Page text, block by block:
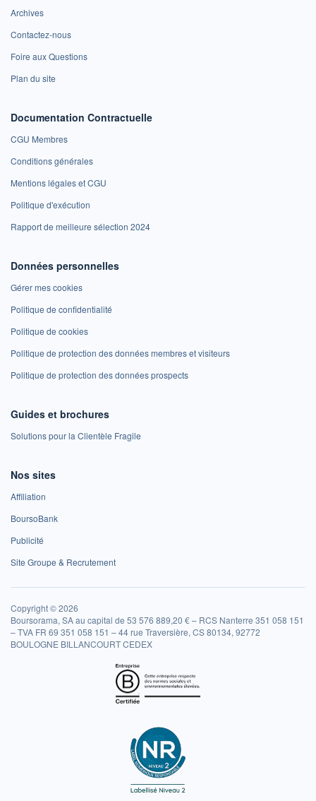
Archives
Contactez-nous
Foire aux Questions
Plan du site
Documentation Contractuelle
CGU Membres
Conditions générales
Mentions légales et CGU
Politique d'exécution
Rapport de meilleure sélection 2024
Données personnelles
Gérer mes cookies
Politique de confidentialité
Politique de cookies
Politique de protection des données membres et visiteurs
Politique de protection des données prospects
Guides et brochures
Solutions pour la Clientèle Fragile
Nos sites
Affiliation
BoursoBank
Publicité
Site Groupe & Recrutement
Copyright © 2026
Boursorama, SA au capital de 53 576 889,20 € – RCS Nanterre 351 058 151
– TVA FR 69 351 058 151 – 44 rue Traversière, CS 80134, 92772
BOULOGNE BILLANCOURT CEDEX